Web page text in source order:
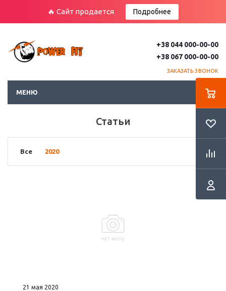
🔥 Сайт продается Подробнее
+38 044 000-00-00
+38 067 000-00-00
ЗАКАЗАТЬ ЗВОНОК
МЕНЮ
Статьи
Все 2020
21 мая 2020